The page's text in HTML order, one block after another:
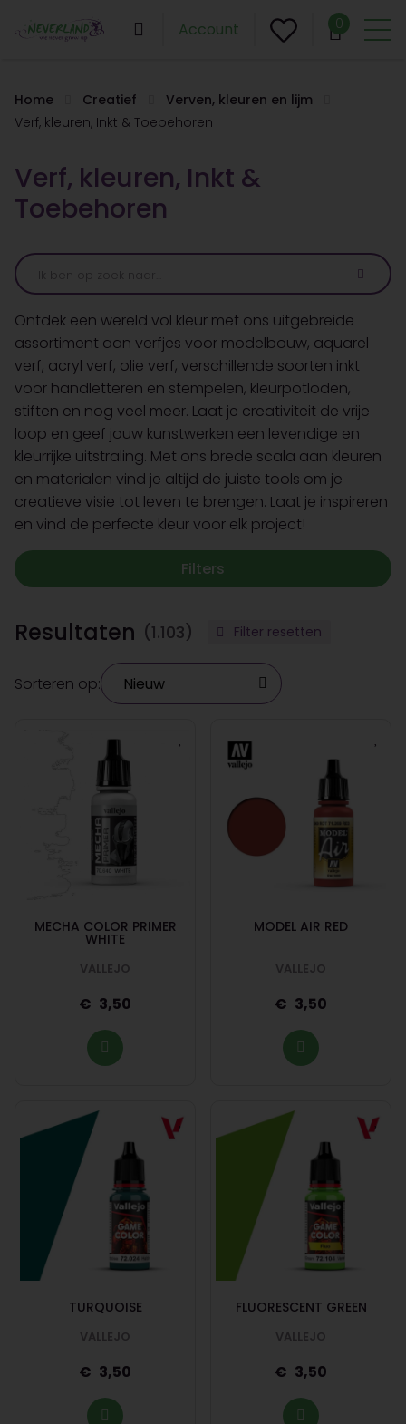
Account 0
Home Creatief
Verven, kleuren en lijm
Verf, kleuren, Inkt & Toebehoren
Verf, kleuren, Inkt &
Toebehoren
Ontdek een wereld vol kleur met ons uitgebreide
assortiment aan verfjes voor modelbouw, aquarel
verf, acryl verf, olie verf, verschillende soorten inkt
voor handletteren en stempelen, kleurpotloden,
stiften en nog veel meer. Laat je creativiteit de vrije
loop en geef jouw kunstwerken een levendige en
kleurrijke uitstraling. Met ons brede scala aan kleuren
en materialen vind je altijd de juiste tools om je
creatieve visie tot leven te brengen. Laat je inspireren
en vind de perfecte kleur voor elk project!
Filters
Resultaten (1.103) Filter resetten
Sorteren op:
MECHA COLOR PRIMER
WHITE
VALLEJO
3,50
MODEL AIR RED
VALLEJO
3,50
TURQUOISE
VALLEJO
3,50
FLUORESCENT GREEN
VALLEJO
3,50